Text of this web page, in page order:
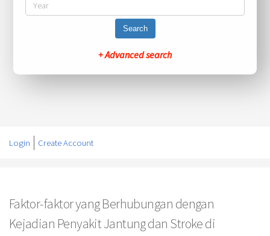
Search
+ Advanced search
Login Create Account
Faktor-faktor yang Berhubungan dengan
Kejadian Penyakit Jantung dan Stroke di